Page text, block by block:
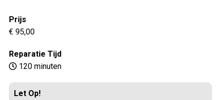
Prijs
€ 95,00
Reparatie Tijd
120 minuten
Let Op!